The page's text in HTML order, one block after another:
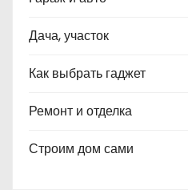
Дача, участок
Как выбрать гаджет
Ремонт и отделка
Строим дом сами